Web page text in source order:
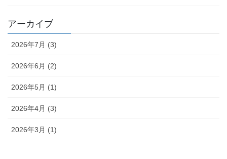
アーカイブ
2026年7月 (3)
2026年6月 (2)
2026年5月 (1)
2026年4月 (3)
2026年3月 (1)